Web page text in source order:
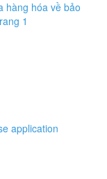
application